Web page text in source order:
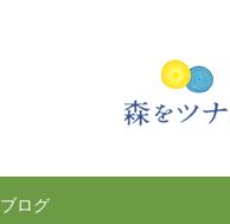
ブログ